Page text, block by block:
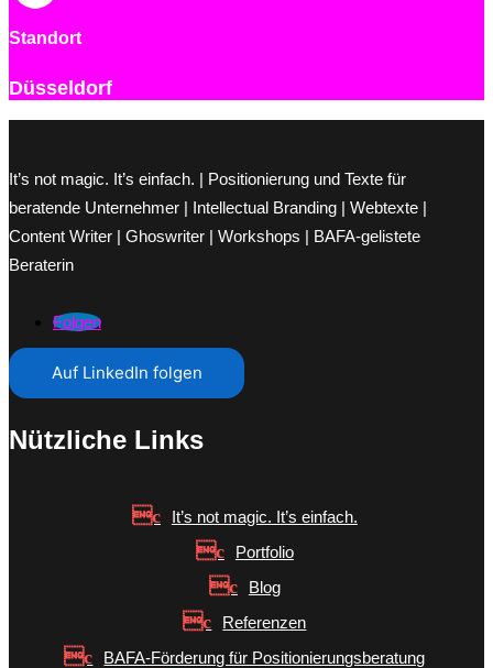
Standort
Düsseldorf
It’s not magic. It’s einfach. | Positionierung und Texte für
beratende Unternehmer | Intellectual Branding | Webtexte |
Content Writer | Ghoswriter | Workshops | BAFA-gelistete
Beraterin
Folgen
Auf LinkedIn folgen
Nützliche Links
It’s not magic. It’s einfach.
Portfolio
Blog
Referenzen
BAFA-Förderung für Positionierungsberatung